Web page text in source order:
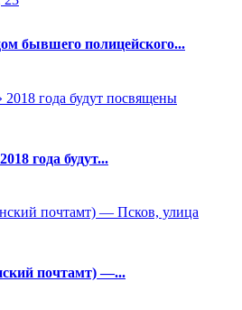
бывшего полицейского...
года будут...
почтамт) —...